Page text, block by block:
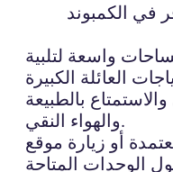
في الكمبوند
واسعة لتلبية
بالطبيعة
والهواء النقي.
أو زيارة موقع